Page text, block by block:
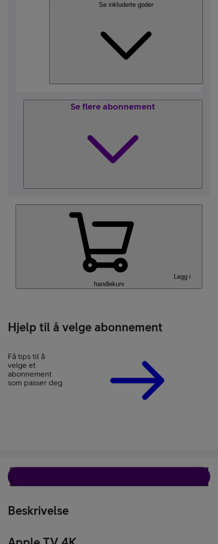
Se inkluderte goder
Se flere abonnement
Legg i
handlekurv
Hjelp til å velge abonnement
Få tips til å
velge et
abonnement
som passer deg
Beskrivelse